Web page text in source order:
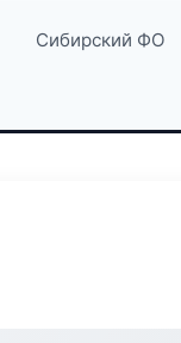
Сибирский ФО